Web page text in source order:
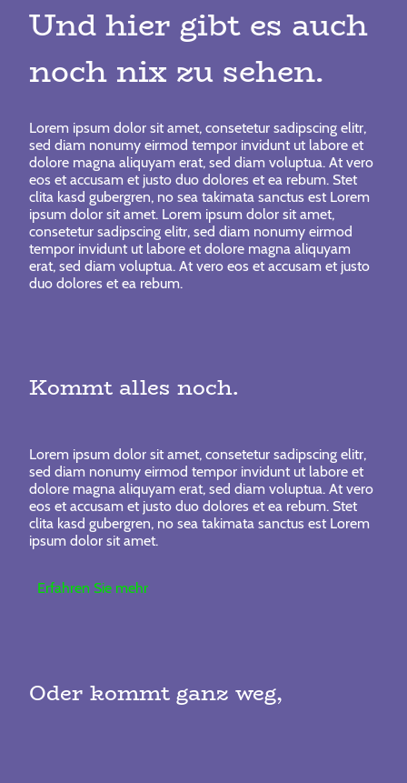
Und hier gibt es auch
noch nix zu sehen.
Lorem ipsum dolor sit amet, consetetur sadipscing elitr,
sed diam nonumy eirmod tempor invidunt ut labore et
dolore magna aliquyam erat, sed diam voluptua. At vero
eos et accusam et justo duo dolores et ea rebum. Stet
clita kasd gubergren, no sea takimata sanctus est Lorem
ipsum dolor sit amet. Lorem ipsum dolor sit amet,
consetetur sadipscing elitr, sed diam nonumy eirmod
tempor invidunt ut labore et dolore magna aliquyam
erat, sed diam voluptua. At vero eos et accusam et justo
duo dolores et ea rebum.
Kommt alles noch.
Lorem ipsum dolor sit amet, consetetur sadipscing elitr,
sed diam nonumy eirmod tempor invidunt ut labore et
dolore magna aliquyam erat, sed diam voluptua. At vero
eos et accusam et justo duo dolores et ea rebum. Stet
clita kasd gubergren, no sea takimata sanctus est Lorem
ipsum dolor sit amet.
Erfahren Sie mehr
Oder kommt ganz weg,